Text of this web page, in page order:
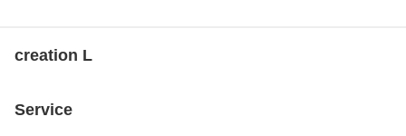
creation L
Service